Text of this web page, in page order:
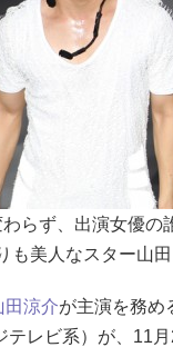
らず、出演女優の
も美人なスター山田
田涼介が主演を務め
テレビ系）が、11